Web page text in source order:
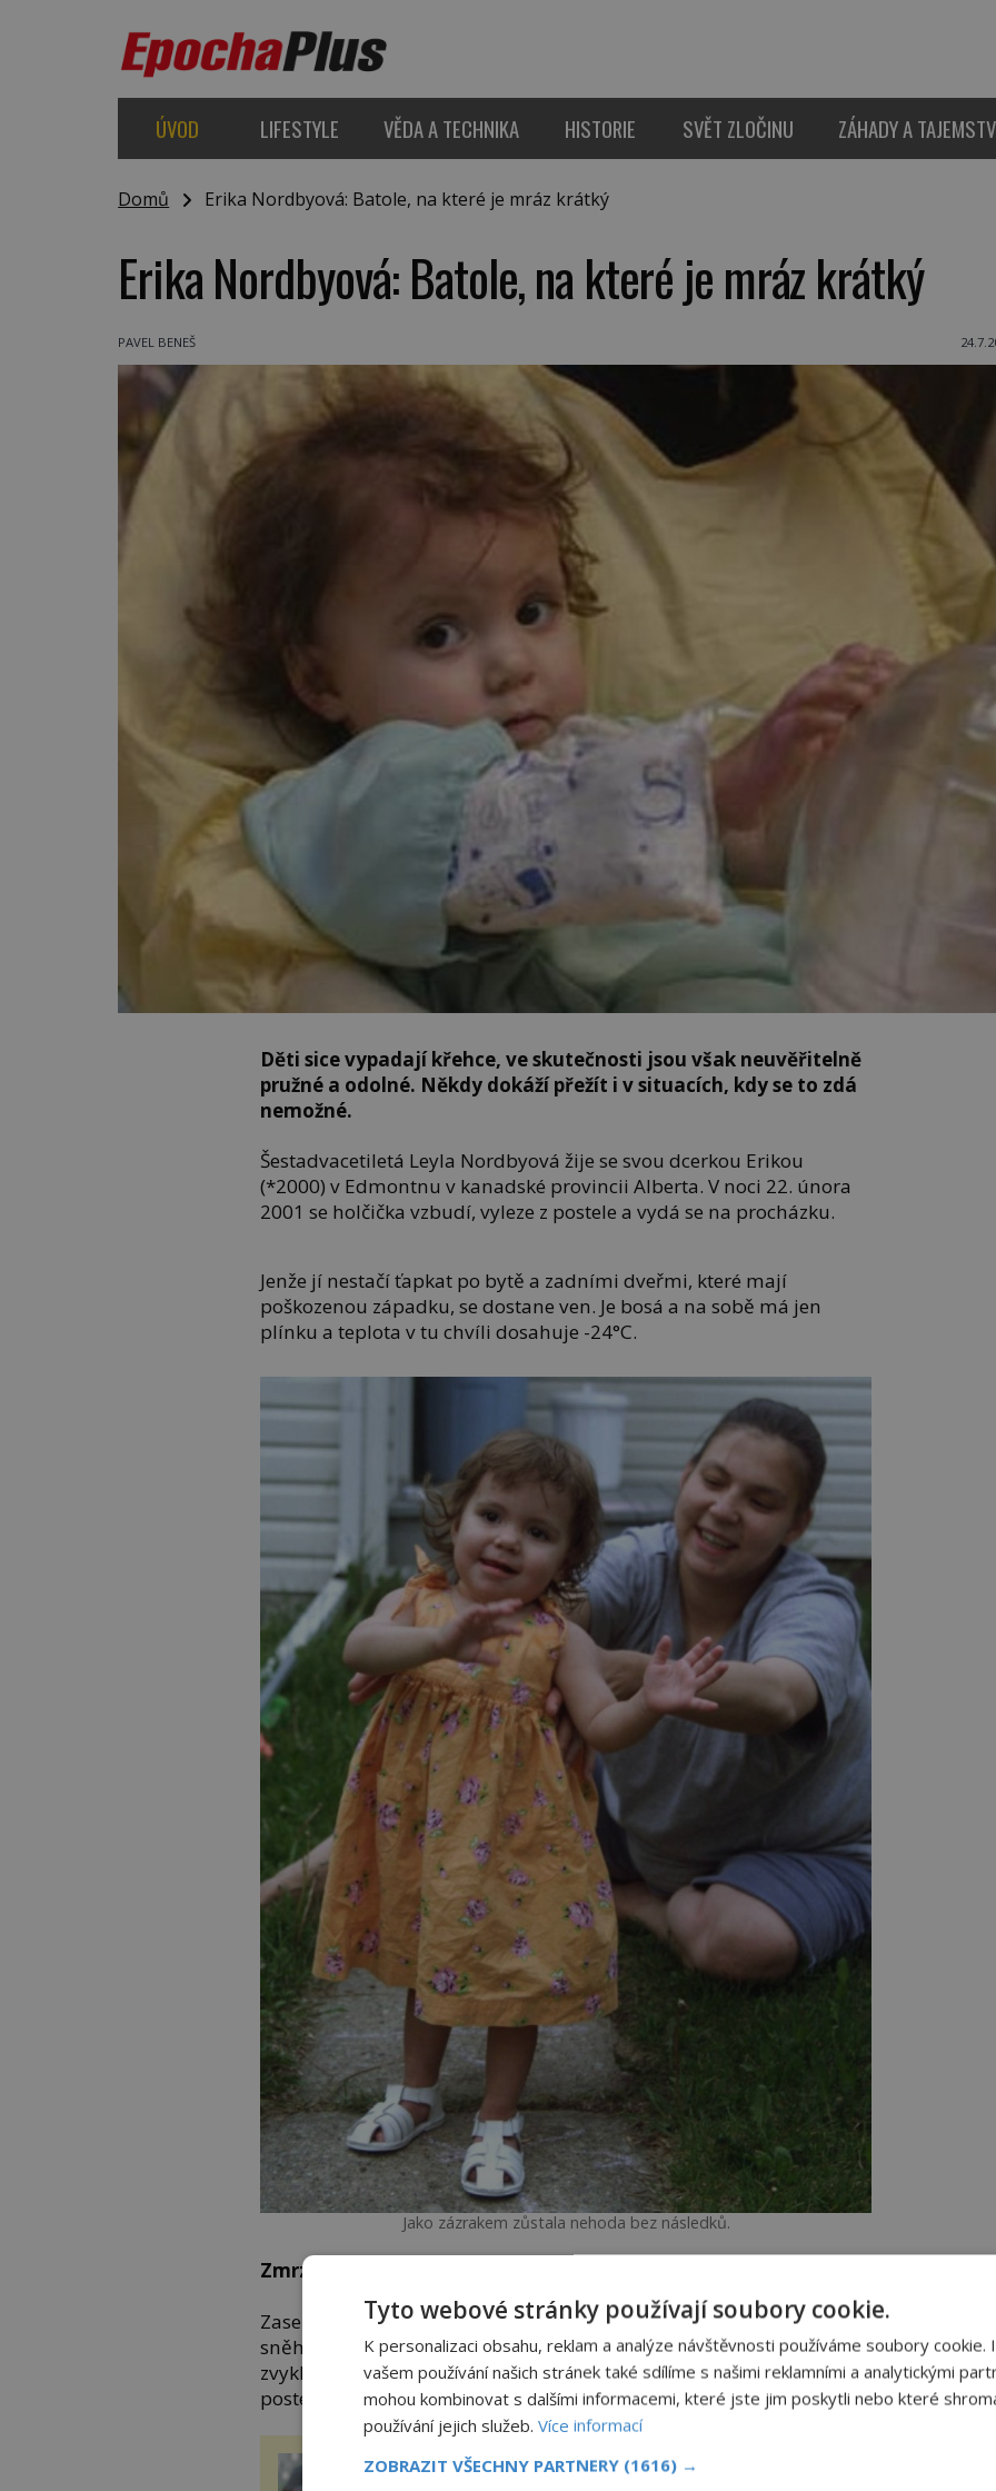
ÚVOD LIFESTYLE VĚDA A TECHNIKA HISTORIE SVĚT ZLOČINU ZÁHADY A
Domů Erika Nordbyová: Batole, na které je mráz krátký
Erika Nordbyová: Batole, na které je mráz krátký
PAVEL BENEŠ
Děti sice vypadají křehce, ve skutečnosti jsou však neuvěřitelně
pružné a odolné. Někdy dokáží přežít i v situacích, kdy se to zdá
nemožné.
Šestadvacetiletá Leyla Nordbyová žije se svou dcerkou Erikou
(*2000) v Edmontnu v kanadské provincii Alberta. V noci 22. února
2001 se holčička vzbudí, vyleze z postele a vydá se na procházku.
Jenže jí nestačí ťapkat po bytě a zadními dveřmi, které mají
poškozenou západku, se dostane ven. Je bosá a na sobě má jen
plínku a teplota v tu chvíli dosahuje -24°C.
Jako zázrakem zůstala nehoda bez následků.
Zmrzlá na kost
Zase takový drsňák bohužel není, takže brzy upadne a v hlubokém
sněhu už nedokáže vstát. Tři hodiny po půlnoci se probouzí Leyla,
zvyklá, že se v tu dobu Erika budí a dožaduje se krmení. Jenže teď v
posteli není. Prohledá dům, a pak si všimne otevřených dveří.
Transplantace a duše.
Přenesly orgány i
Tyto webové stránky používají soubory cookie.
K personalizaci obsahu, reklam a analýze návštěvnosti používáme soubory cookie.
vašem používání našich stránek také sdílíme s našimi reklamními a analytickými
mohou kombinovat s dalšími informacemi, které jste jim poskytli nebo které
používání jejich služeb. Více informací
ZOBRAZIT VŠECHNY PARTNERY (1616) →